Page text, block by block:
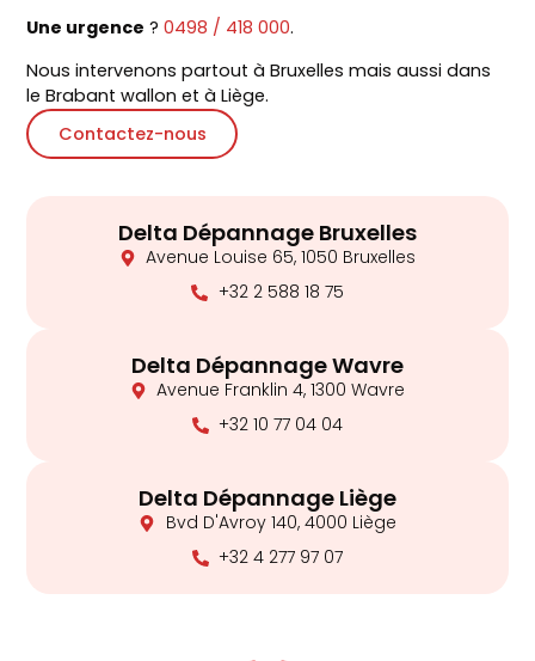
Une urgence ?0498 / 418 000.
Nous intervenons partout à Bruxelles mais aussi dans
le Brabant wallon et à Liège.
Contactez-nous
Delta Dépannage Bruxelles
Avenue Louise 65, 1050 Bruxelles
+32 2 588 18 75
Delta Dépannage Wavre
Avenue Franklin 4, 1300 Wavre
+32 10 77 04 04
Delta Dépannage Liège
Bvd D'Avroy 140, 4000 Liège
+32 4 277 97 07